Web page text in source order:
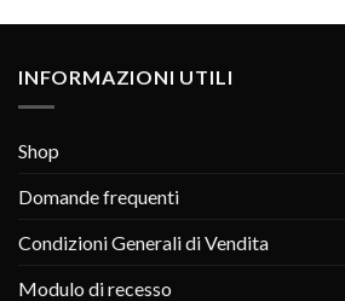
INFORMAZIONI UTILI
Shop
Domande frequenti
Condizioni Generali di Vendita
Modulo di recesso